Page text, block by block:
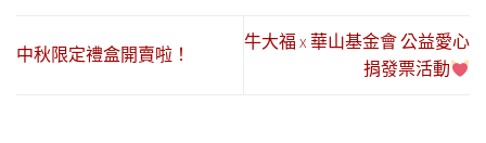
中秋限定禮盒開賣啦！
牛大福 x 華山基金會 公益愛心
捐發票活動